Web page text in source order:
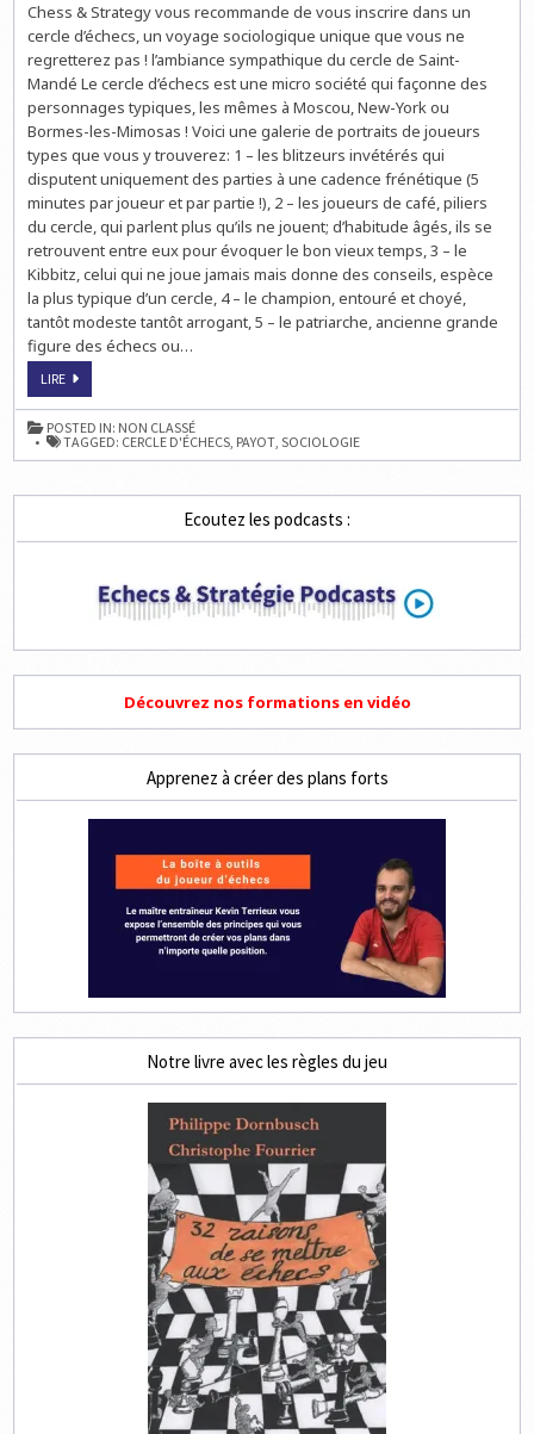
DANS
CERCLE
D'ÉCHECS
À
LA
?
Chess & Strategy vous recommande de vous inscrire dans un
cercle d’échecs, un voyage sociologique unique que vous ne
regretterez pas ! l’ambiance sympathique du cercle de Saint-
Mandé Le cercle d’échecs est une micro société qui façonne des
personnages typiques, les mêmes à Moscou, New-York ou
Bormes-les-Mimosas ! Voici une galerie de portraits de joueurs
types que vous y trouverez: 1 – les blitzeurs invétérés qui
disputent uniquement des parties à une cadence frénétique (5
minutes par joueur et par partie !), 2 – les joueurs de café, piliers
du cercle, qui parlent plus qu’ils ne jouent; d’habitude âgés, ils se
retrouvent entre eux pour évoquer le bon vieux temps, 3 – le
Kibbitz, celui qui ne joue jamais mais donne des conseils, espèce
la plus typique d’un cercle, 4 – le champion, entouré et choyé,
tantôt modeste tantôt arrogant, 5 – le patriarche, ancienne grande
figure des échecs ou…
LIRES'INSCRIRE
UN
CERCLE
D'ÉCHECS
À
LA
?
POSTED IN: NON CLASSÉ
TAGGED: CERCLE D'ÉCHECS, PAYOT,SOCIOLOGIE
Ecoutez les podcasts :
Découvrez nos formations en vidéo
Apprenez à créer des plans forts
Notre livre avec les règles du jeu